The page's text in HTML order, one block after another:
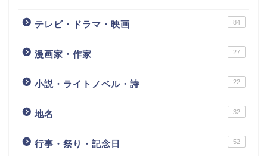
テレビ・ドラマ・映画 84
漫画家・作家 27
小説・ライトノベル・詩 22
地名 32
行事・祭り・記念日 52